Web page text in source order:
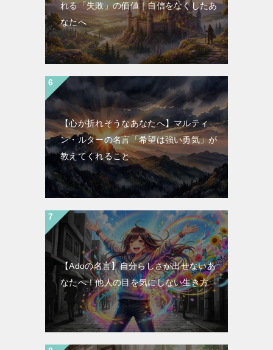
れる「失敗」の価値｜自信をなくしたあ
なたへ
【心が折れそうなあなたへ】マルティ
ン・ルターの名言「希望は強い勇気」が
教えてくれること
【Adoの名言】自分らしさが出せないあ
なたへ！他人の目を気にしない生き方